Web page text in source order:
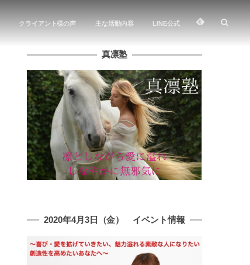
クライアント様の声 主な活動内容 LINE公式
真凛塾
2020年4月3日（金） イベント情報